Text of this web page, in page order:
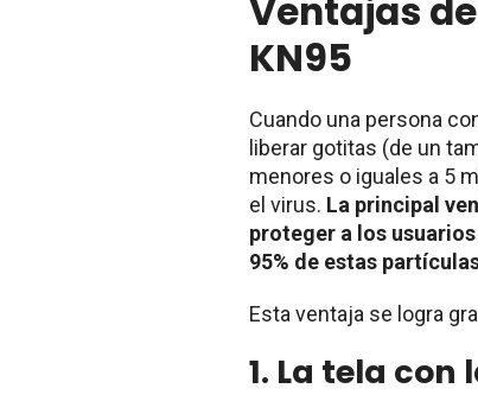
Ventajas
KN95
Cuando una persona
liberar gotitas (de un
menores o iguales a 5
el virus. La principal
proteger a los
95% de estas
Esta ventaja se logra
1. La tela